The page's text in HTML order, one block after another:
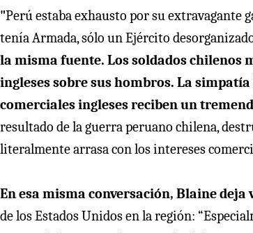
"Perú estaba exhausto por su extravagante
tenía Armada, sólo un Ejército
la misma fuente. Los soldados chilenos
ingleses sobre sus hombros. La
comerciales ingleses reciben un
resultado de la guerra peruano chilena,
literalmente arrasa con los intereses
En esa misma conversación, Blaine deja
de los Estados Unidos en la región: